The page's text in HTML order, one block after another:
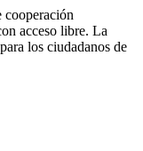
cooperación
acceso libre. La
los ciudadanos de